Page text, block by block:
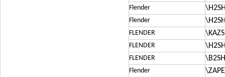
Flender
Flender
FLENDER
FLENDER
FLENDER
Flender